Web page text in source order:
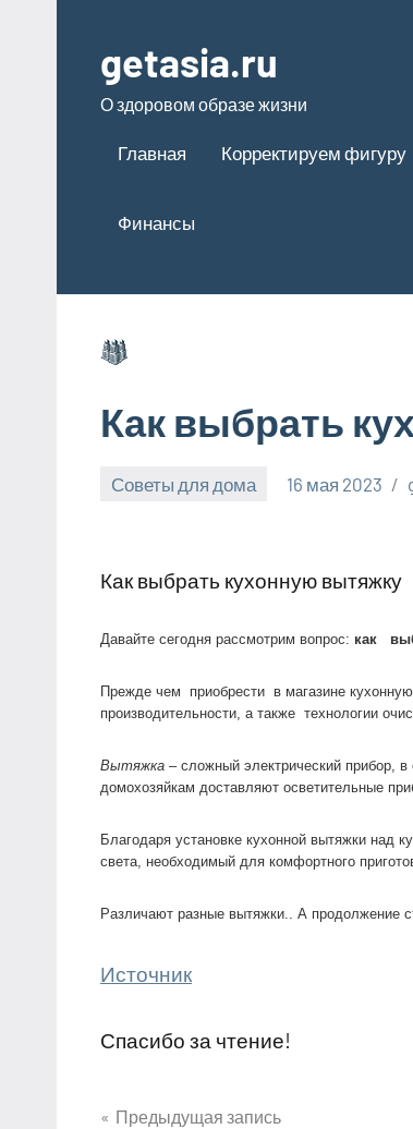
содержимому
getasia.ru
О здоровом образе жизни
Главная Корректируем фигуру
Финансы
Как выбрать
Советы для дома 16 мая 2023
Как выбрать кухонную вытяжку
Давайте сегодня рассмотрим вопрос: как
Прежде чем приобрести в магазине кухонную
производительности, а также технологии
Вытяжка – сложный электрический прибор,
домохозяйкам доставляют осветительные
Благодаря установке кухонной вытяжки над
света, необходимый для комфортного
Различают разные вытяжки.. А продолжение
Источник
Спасибо за чтение!
Предыдущая запись